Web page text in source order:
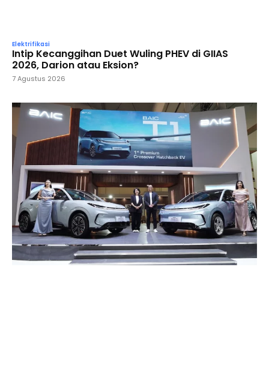
Elektrifikasi
Intip Kecanggihan Duet Wuling PHEV di GIIAS
2026, Darion atau Eksion?
7 Agustus 2026